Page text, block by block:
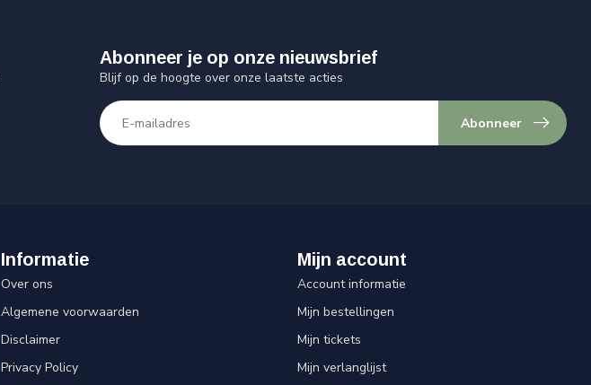
Abonneer je op onze nieuwsbrief
Blijf op de hoogte over onze laatste acties
Abonneer
Informatie
Over ons
Algemene voorwaarden
Disclaimer
Privacy Policy
Mijn account
Account informatie
Mijn bestellingen
Mijn tickets
Mijn verlanglijst